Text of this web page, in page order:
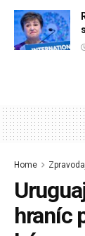
Home
hraníc